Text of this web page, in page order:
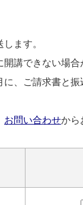
ます。
講できない場合
、ご請求書と
お問い合わせから